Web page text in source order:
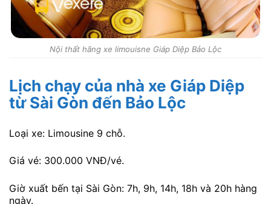
Nội thất hãng xe limouisne Giáp Diệp Bảo Lộc
Lịch chạy của nhà xe Giáp Diệp
từ Sài Gòn đến Bảo Lộc
Loại xe: Limousine 9 chỗ.
Giá vé: 300.000 VNĐ/vé.
Giờ xuất bến tại Sài Gòn: 7h, 9h, 14h, 18h và 20h hàng
ngày.